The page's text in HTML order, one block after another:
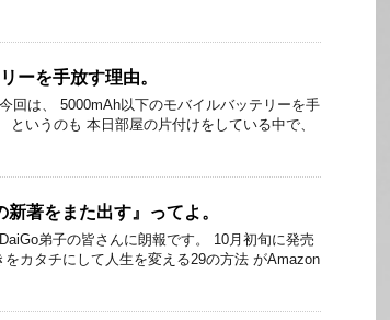
ーを手放す理由。
回は、 5000mAh以下のモバイルバッテリーを手
いうのも 本日部屋の片付けをしている中で、
新著をまた出す』ってよ。
弟子の皆さんに朗報です。 10月初旬に発売
カタチにして人生を変える29の方法 がAmazon